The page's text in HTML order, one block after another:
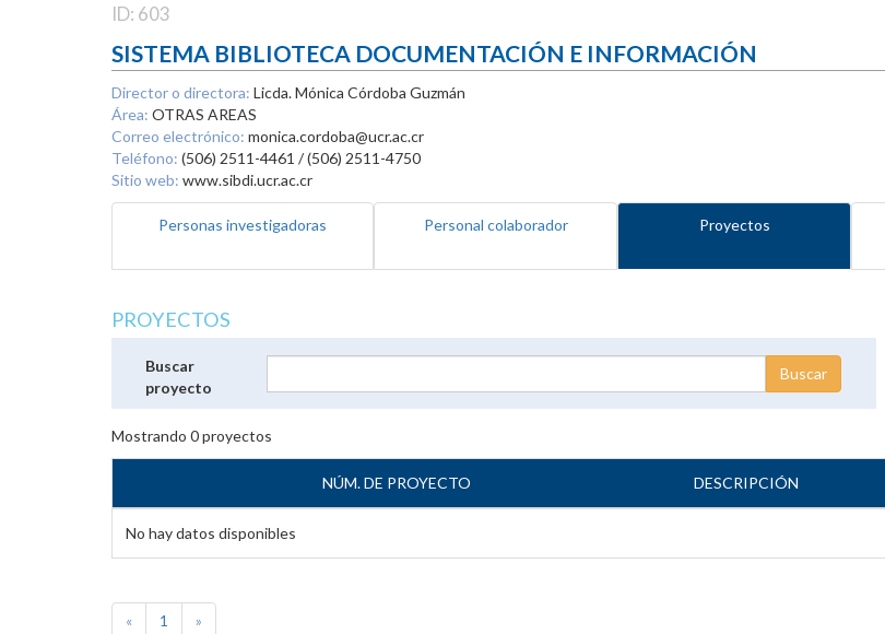
ID: 603
SISTEMA BIBLIOTECA DOCUMENTACIÓN E INFORMACIÓN
Director o directora: Licda. Mónica Córdoba Guzmán
Área: OTRAS AREAS
Correo electrónico: monica.cordoba@ucr.ac.cr
Teléfono: (506) 2511-4461 / (506) 2511-4750
Sitio web: www.sibdi.ucr.ac.cr
Personas investigadoras Personal colaborador Proyectos
PROYECTOS
Buscar
proyecto
Mostrando 0proyectos
NÚM. DE PROYECTO DESCRIPCIÓN
No hay datos disponibles
« 1 »